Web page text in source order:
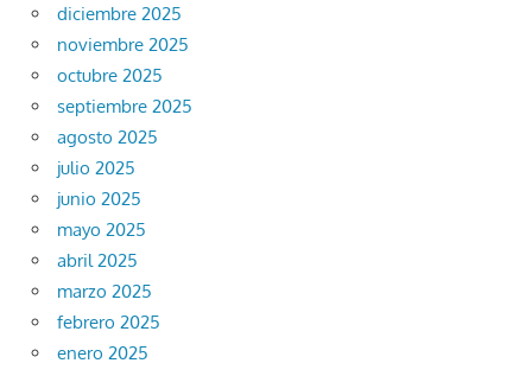
diciembre 2025
noviembre 2025
octubre 2025
septiembre 2025
agosto 2025
julio 2025
junio 2025
mayo 2025
abril 2025
marzo 2025
febrero 2025
enero 2025